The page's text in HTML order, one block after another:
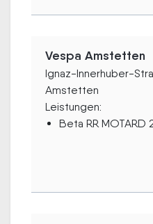
Vespa Amstetten
Ignaz-Innerhuber-
Amstetten
Leistungen:
Beta RR MOTARD